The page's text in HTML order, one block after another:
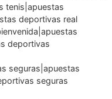
tenis|apuestas
deportivas real
deportivas
seguras|apuestas
seguras